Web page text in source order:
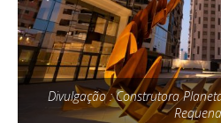
Divulgação : Construtora
Requena